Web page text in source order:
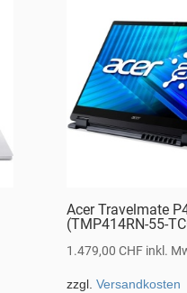
Acer Travelmate
(TMP414RN-55-
1.479,00 CHF inkl.
zzgl. Versandkosten